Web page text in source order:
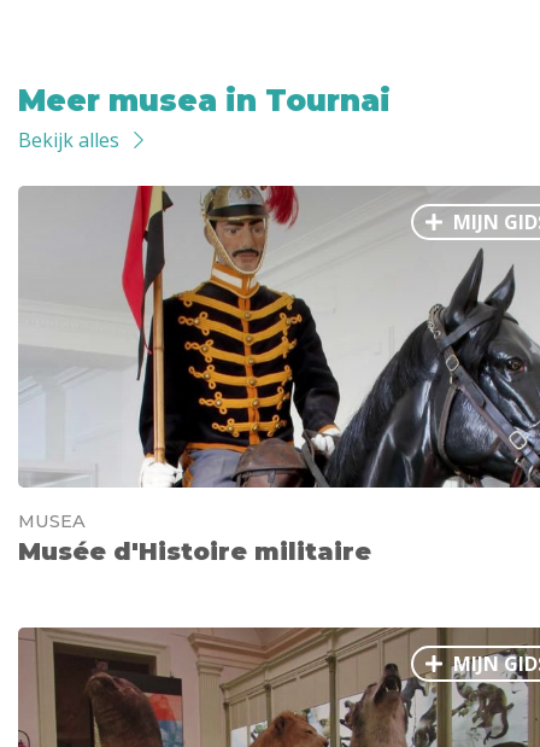
Meer musea in Tournai
Bekijk alles
MIJN
MUSEA
Musée d'Histoire militaire
MIJN